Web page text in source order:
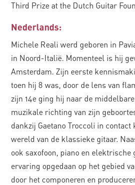
Third Prize at the Dutch Guitar
Nederlands:
Michele Reali werd geboren in
in Noord-Italië. Momenteel is hij
Amsterdam. Zijn eerste
toen hij 8 was, door de lens van
zijn 14e ging hij naar de
muzikale richting van zijn
dankzij Gaetano Troccoli in contact
wereld van de klassieke gitaar.
ook saxofoon, piano en elektrische
ervaring opgedaan op het gebied
door het componeren en